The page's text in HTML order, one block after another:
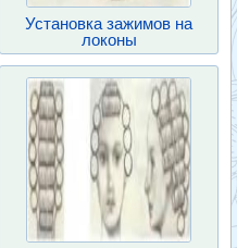
Установка зажимов на
локоны